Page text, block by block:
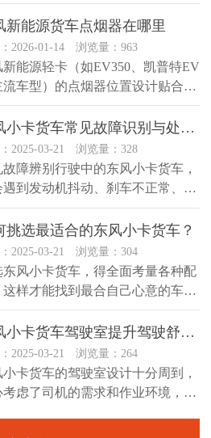
新能源货车点烟器在哪里
2026-01-14 浏览量：963
新能源轻卡（如EV350、凯普特EV
流车型）的点烟器位置设计贴合驾
惯，通常隐藏在驾驶员侧...
东风小卡货车常见故障识别与处理指南
2025-03-21 浏览量：328
障辨别行驶中的东风小卡货车，
遇到发动机抖动、刹车不正常、轮
障等问题。发动机抖动时，动力...
挑选最适合的东风小卡货车？
2025-03-21 浏览量：304
东风小卡货车，得全面考量各种配
这样才能找到最合自己心意的车
在挑选过程中，远恒轻卡货车销
东风小卡货车驾驶室提升驾驶舒适与效率
2025-03-21 浏览量：264
小卡货车的驾驶室设计十分周到，
考虑了司机的需求和作业环境，加